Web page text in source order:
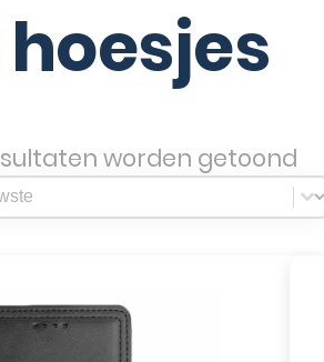
hoesjes
worden getoond